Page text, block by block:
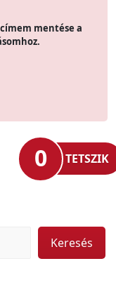
mentése a
0 TETSZIK
Keresés